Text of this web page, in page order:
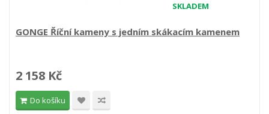
SKLADEM
GONGE Říční kameny s jedním skákacím kamenem
2 158 Kč
Do košíku